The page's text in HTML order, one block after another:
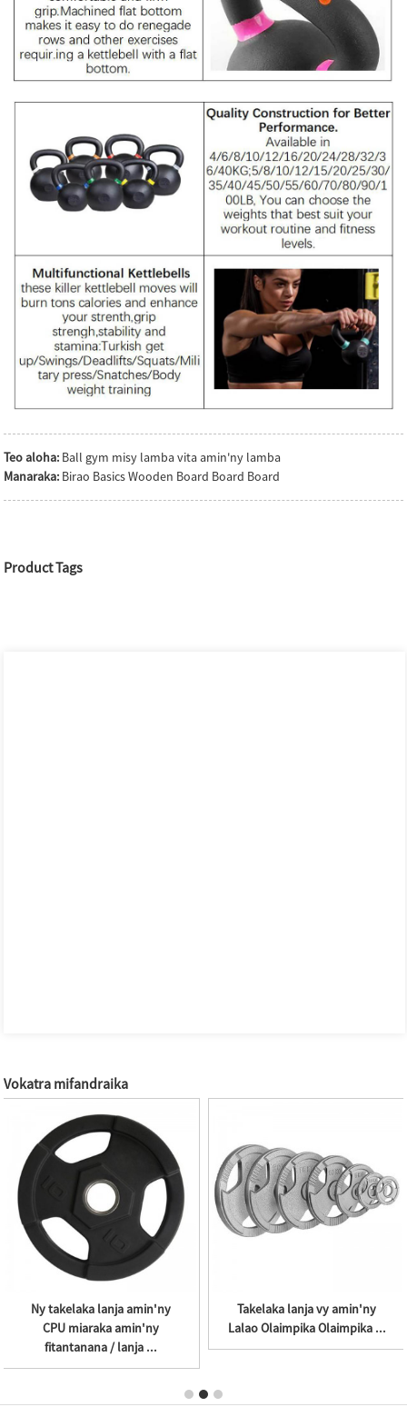
Teo aloha: Ball gym misy lamba vita amin'ny lamba
Manaraka: Birao Basics Wooden Board Board Board
Product Tags
Vokatra mifandraika
JolayFit Enjbell takelaka
Dumbbell, 6 5l ...
Hex Show Neoprene
Dumbbell sy Vinyl dipping D
...